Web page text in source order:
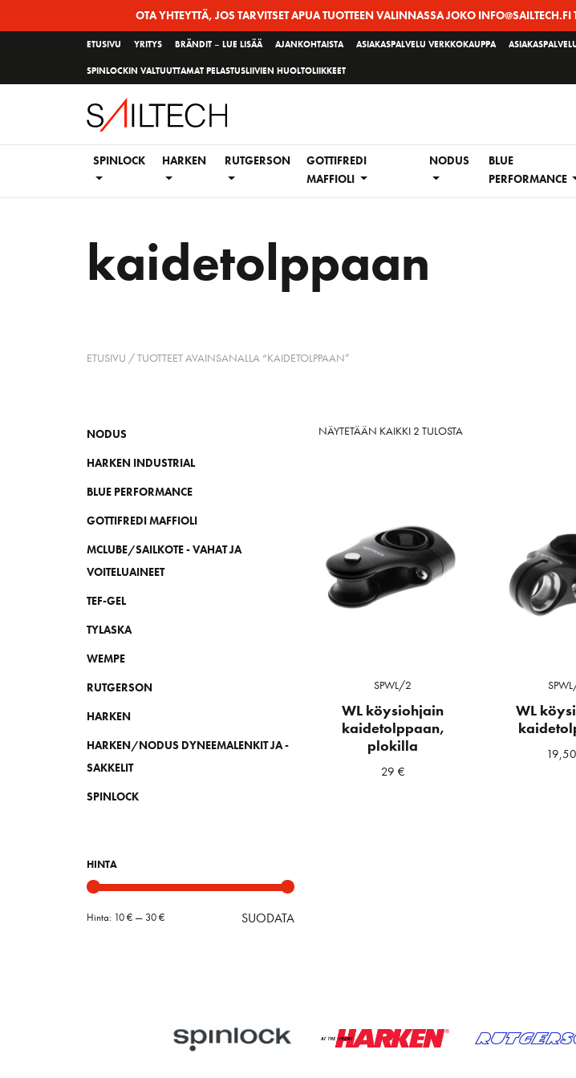
OTA YHTEYTTÄ, JOS TARVITSET APUA TUOTTEEN VALINNASSA JOKO
ETUSIVU YRITYS BRÄNDIT – LUE LISÄÄ AJANKOHTAISTA ASIAKASPALVELU VERKKOKAUPPA
SPINLOCKIN VALTUUTTAMAT PELASTUSLIIVIEN HUOLTOLIIKKEET
SPINLOCK HARKEN RUTGERSON
GOTTIFREDI
MAFFIOLI
NODUS
BLUE
PERFORMANCE
kaidetolppaan
ETUSIVU / TUOTTEET AVAINSANALLA “KAIDETOLPPAAN”
NODUS
HARKEN INDUSTRIAL
BLUE PERFORMANCE
GOTTIFREDI MAFFIOLI
MCLUBE/SAILKOTE - VAHAT JA
VOITELUAINEET
TEF-GEL
TYLASKA
WEMPE
RUTGERSON
HARKEN
HARKEN/NODUS DYNEEMALENKIT JA -
SAKKELIT
SPINLOCK
HINTA
Minimihinta
Maksimihinta
SUODATA
Hinta: 10 €— 30 €
NÄYTETÄÄN KAIKKI 2 TULOSTA
SPWL/2
WL köysiohjain
kaidetolppaan,
plokilla
29 €
WL